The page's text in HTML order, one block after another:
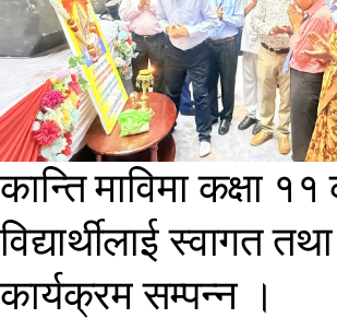
कान्ति माविमा कक्षा ११
विद्यार्थीलाई स्वागत
कार्यक्रम सम्पन्न ।